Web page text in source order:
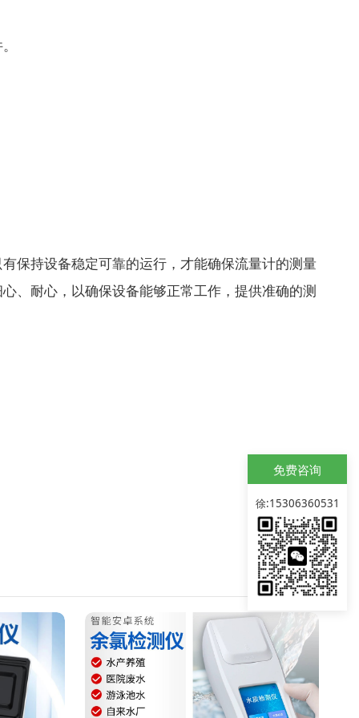
保持设备稳定可靠的运行，才能确保流量计的测量
、耐心，以确保设备能够正常工作，提供准确的测
免费咨询
徐:15306360531